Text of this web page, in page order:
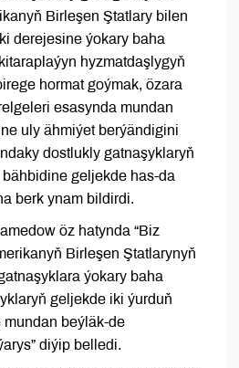
Birleşen Ştatlary bilen
derejesine ýokary baha
hyzmatdaşlygyň
hormat goýmak, özara
esasynda mundan
uly ähmiýet berýändigini
dostlukly gatnaşyklaryň
geljekde has-da
berk ynam bildirdi.
öz hatynda “Biz
Birleşen Ştatlarynyň
ýokary baha
geljekde iki ýurduň
beýläk-de
diýip belledi.